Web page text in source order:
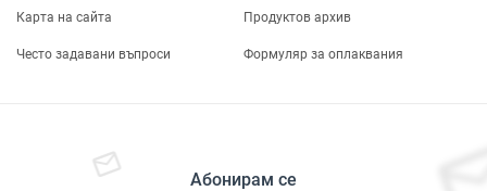
Карта на сайта Продуктов архив
Често задавани въпроси Формуляр за оплаквания
Абонирам се